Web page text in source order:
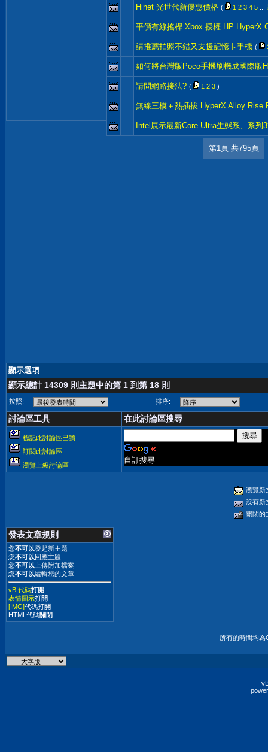
Hinet 光世代新優惠價格 ( 1 2 3 4 5
平價有線搖桿 Xbox 授權 HP HyperX
請推薦拍照不錯又支援記憶卡手機 (
如何將台灣版Poco手機刷機成國際版
請問網路接法? ( 1 2 3 )
無線三模＋熱插拔 HyperX Alloy Rise
Intel展示最新Core Ultra生態系、系
第1頁 共795頁
顯示選項
顯示總計 14309 則主題中的第 1 到第 18 則
按照: 排序:
討論區工具 在此討論區搜尋
標記此討論區已讀
訂閱此討論區
瀏覽上級討論區
自訂搜尋
瀏覽新
沒有新
關閉的
發表文章規則
您不可以發起新主題
您不可以回應主題
您不可以 上傳附加檔案
您不可以編輯您的文章
vB 代碼打開
表情圖示打開
[IMG]代碼打開
HTML代碼關閉
所有的時間均為